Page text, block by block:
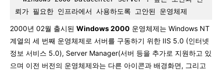
뢰가 필요한 인프라에서 사용하도록 고안된 운영체제
2000년 02월 출시된 Windows 2000 운영체제는 Windows NT
계열의 세 번째 운영체제로 서버를 구동하기 위한 IIS 5.0 (인터넷
정보 서비스 5.0), Server Manager(서버 등을 추가로 지원하고 있
으며 이전 버전의 운영체제와는 다른 아이콘과 배경화면, 그리고